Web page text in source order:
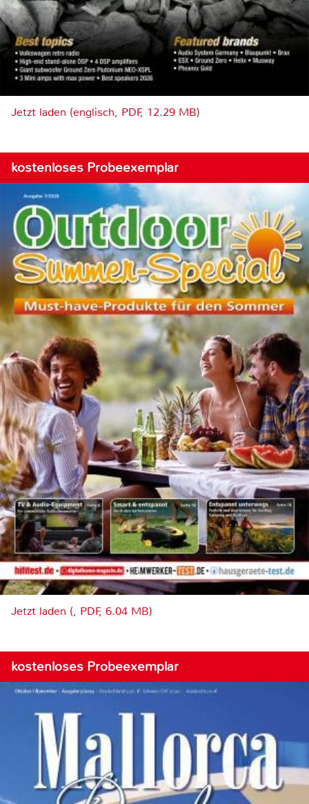
Jetzt laden (englisch, PDF, 12.29 MB)
kostenloses Probeexemplar
Jetzt laden (, PDF, 6.04 MB)
kostenloses Probeexemplar